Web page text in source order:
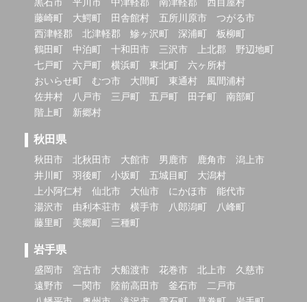
藤崎町
大鰐町 田舎館村 五所川原市
つがる市
西津軽郡
北津軽郡 鰺ヶ沢町 深浦町
板柳町
鶴田町
中泊町 十和田市 三沢市 上北郡
野辺地町
七戸町
六戸町 横浜町 東北町
六ヶ所村
おいらせ町
むつ市 大間町 東通村
風間浦村
佐井村
八戸市 三戸町 五戸町 田子町
南部町
階上町
新郷村
秋田県
秋田市 北秋田市 大館市 男鹿市 鹿角市
潟上市
井川町
羽後町 小坂町 五城目町
大潟村
上小阿仁村
仙北市 大仙市 にかほ市
能代市
湯沢市
由利本荘市 横手市 八郎潟町
八峰町
藤里町
美郷町 三種町
岩手県
盛岡市 宮古市 大船渡市 花巻市 北上市
久慈市
遠野市
一関市 陸前高田市 釜石市
二戸市